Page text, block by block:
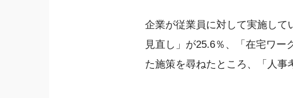
企業が従業員に対して実施して
見直し」が25.6％、「在宅ワー
た施策を尋ねたところ、「人事